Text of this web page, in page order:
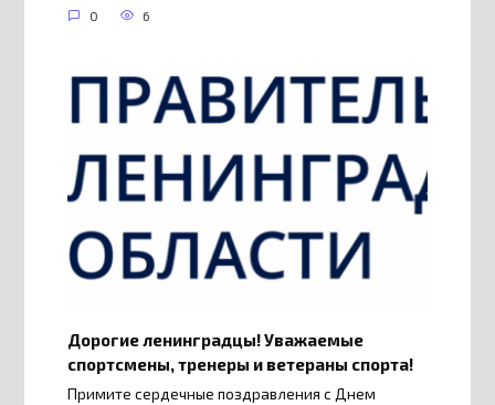
0 6
Дорогие ленинградцы! Уважаемые
спортсмены, тренеры и ветераны спорта!
Примите сердечные поздравления с Днем